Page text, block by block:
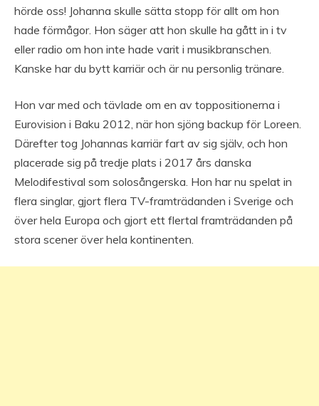
hörde oss! Johanna skulle sätta stopp för allt om hon
hade förmågor. Hon säger att hon skulle ha gått in i tv
eller radio om hon inte hade varit i musikbranschen.
Kanske har du bytt karriär och är nu personlig tränare.
Hon var med och tävlade om en av toppositionerna i
Eurovision i Baku 2012, när hon sjöng backup för Loreen.
Därefter tog Johannas karriär fart av sig själv, och hon
placerade sig på tredje plats i 2017 års danska
Melodifestival som solosångerska. Hon har nu spelat in
flera singlar, gjort flera TV-framträdanden i Sverige och
över hela Europa och gjort ett flertal framträdanden på
stora scener över hela kontinenten.